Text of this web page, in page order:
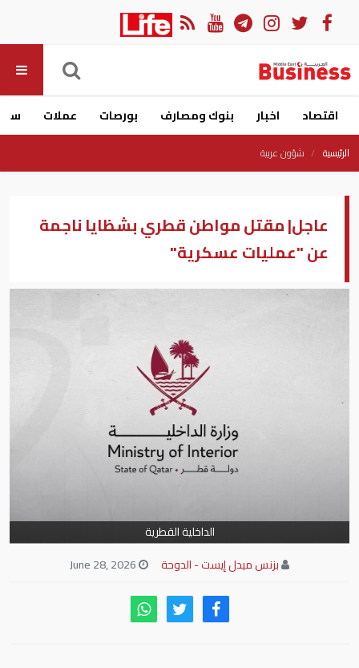
اقتصاد اخبار بنوك ومصارف بورصات عملات
الرئيسية شؤون عربية
عاجل| مقتل مواطن قطري بشظايا ناجمة
عن "عمليات عسكرية"
الداخلية القطرية
بزنس ميدل إيست - الدوحة